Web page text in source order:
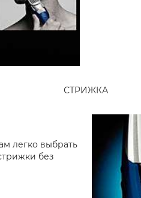
СТРИЖКА
легко выбрать
без